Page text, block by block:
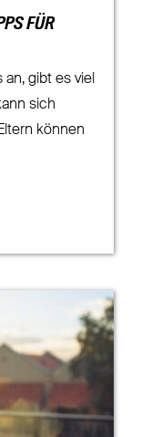
FÜR
gibt es viel
sich
können